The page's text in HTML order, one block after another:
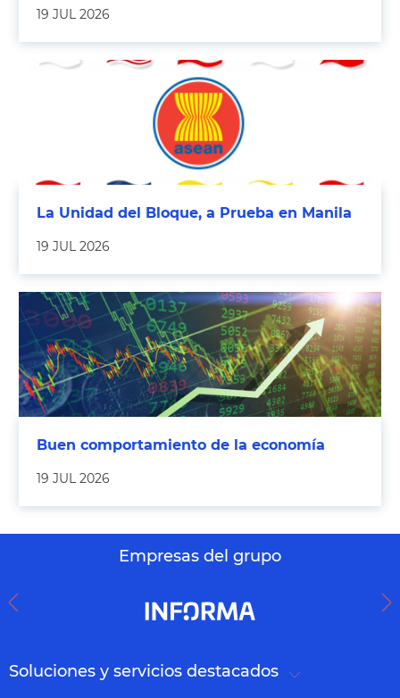
19 JUL 2026
La Unidad del Bloque, a Prueba en Manila
19 JUL 2026
Buen comportamiento de la economía
19 JUL 2026
Empresas del grupo
Soluciones y servicios destacados